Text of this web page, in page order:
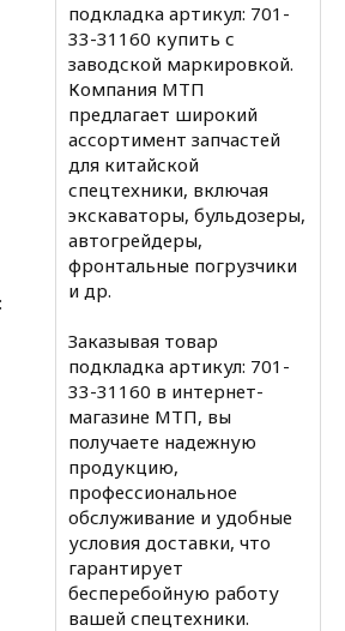
подкладка артикул: 701-
33-31160 купить с
заводской маркировкой.
Компания МТП
предлагает широкий
ассортимент запчастей
для китайской
спецтехники, включая
экскаваторы, бульдозеры,
автогрейдеры,
фронтальные погрузчики
и др.
Заказывая товар
подкладка артикул: 701-
33-31160 в интернет-
магазине МТП, вы
получаете надежную
продукцию,
профессиональное
обслуживание и удобные
условия доставки, что
гарантирует
бесперебойную работу
вашей спецтехники.